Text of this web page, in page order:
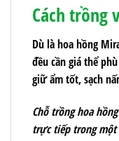
Cách trồng
Dù là hoa hồng
đều cần giá thể
giữ ẩm tốt, sạch
Chỗ trồng hoa
trực tiếp trong một